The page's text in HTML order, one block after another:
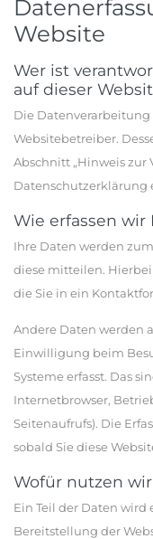
Website
Wer ist
auf dieser
Die Datenverarbeitung
Websitebetreiber.
Abschnitt „Hinweis zur
Datenschutzerklärung
Wie erfassen wir
Ihre Daten werden
diese mitteilen. Hierbei
die Sie in ein
Andere Daten werden
Einwilligung beim
Systeme erfasst. Das
Internetbrowser,
Seitenaufrufs). Die
sobald Sie diese
Wofür nutzen
Ein Teil der Daten
Bereitstellung der